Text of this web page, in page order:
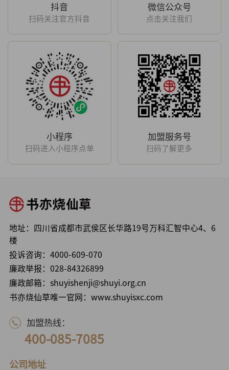
抖音
扫码关注官方抖音
微信公众号
点击关注我们
小程序
扫码进入小程序点单
加盟服务号
扫码了解更多
地址：四川省成都市武侯区长华路19号万科汇智中心4、6
楼
投诉咨询： 4000-609-070
廉政举报： 028-84326899
廉政邮箱：shuyishenji@shuyi.org.cn
书亦烧仙草唯一官网：www.shuyisxc.com
加盟热线：
400-085-7085
公司地址